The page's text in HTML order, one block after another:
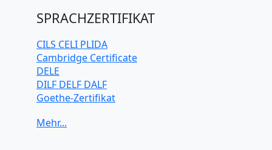
SPRACHZERTIFIKAT
CILS CELI PLIDA
Cambridge Certificate
DELE
DILF DELF DALF
Goethe-Zertifikat
TELC